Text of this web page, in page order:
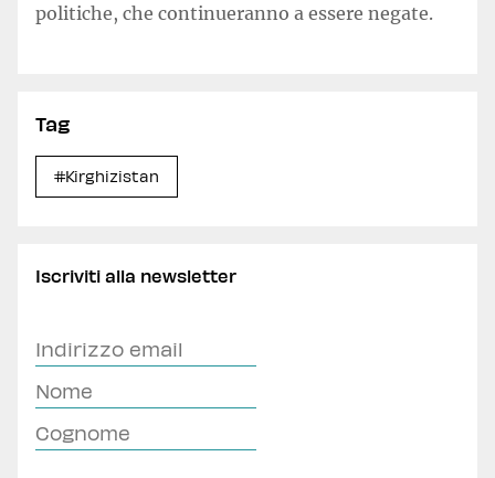
politiche, che continueranno a essere negate.
Tag
#Kirghizistan
Iscriviti alla newsletter